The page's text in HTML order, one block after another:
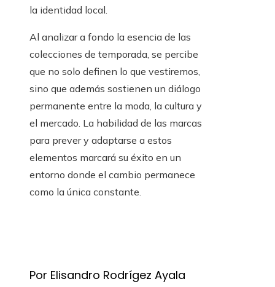
la identidad local.
Al analizar a fondo la esencia de las
colecciones de temporada, se percibe
que no solo definen lo que vestiremos,
sino que además sostienen un diálogo
permanente entre la moda, la cultura y
el mercado. La habilidad de las marcas
para prever y adaptarse a estos
elementos marcará su éxito en un
entorno donde el cambio permanece
como la única constante.
Por Elisandro Rodrígez Ayala